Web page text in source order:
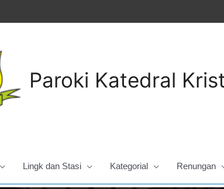
Paroki Katedral
Lingk dan Stasi Kategorial Renungan